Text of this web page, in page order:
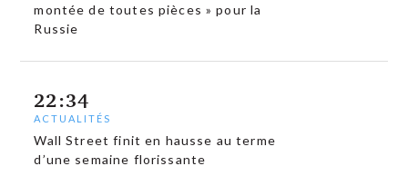
montée de toutes pièces » pour la
Russie
22:34
ACTUALITÉS
Wall Street finit en hausse au terme
d’une semaine florissante